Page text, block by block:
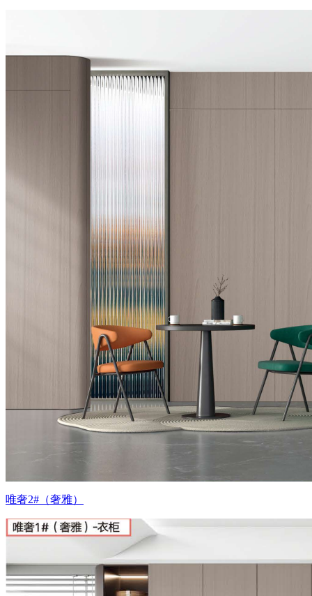
唯奢2#（奢雅）